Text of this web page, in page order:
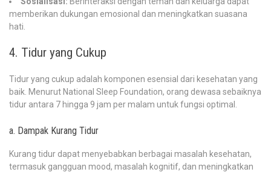
memberikan dukungan emosional dan meningkatkan suasana
hati.
4. Tidur yang Cukup
Tidur yang cukup adalah komponen esensial dari kesehatan yang
baik. Menurut National Sleep Foundation, orang dewasa sebaiknya
tidur antara 7 hingga 9 jam per malam untuk fungsi optimal.
a. Dampak Kurang Tidur
Kurang tidur dapat menyebabkan berbagai masalah kesehatan,
termasuk gangguan mood, masalah kognitif, dan meningkatkan